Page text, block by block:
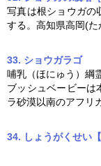
写真は根ショウガの
する。高知県高岡(
33. ショウガラゴ
哺乳（ほにゅう）綱
ブッシュベービーは
ラ砂漠以南のアフリ
34. しょうがくせい